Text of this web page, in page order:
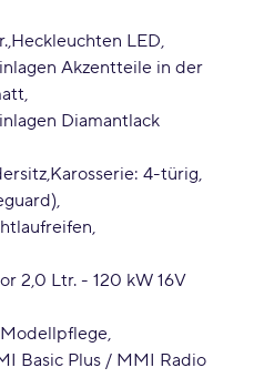
Heckleuchten LED
Akzentteile in der
Diamantlack
Karosserie: 4-türig
2,0 Ltr. - 120 kW 16V
Modellpflege
Basic Plus / MMI Radio